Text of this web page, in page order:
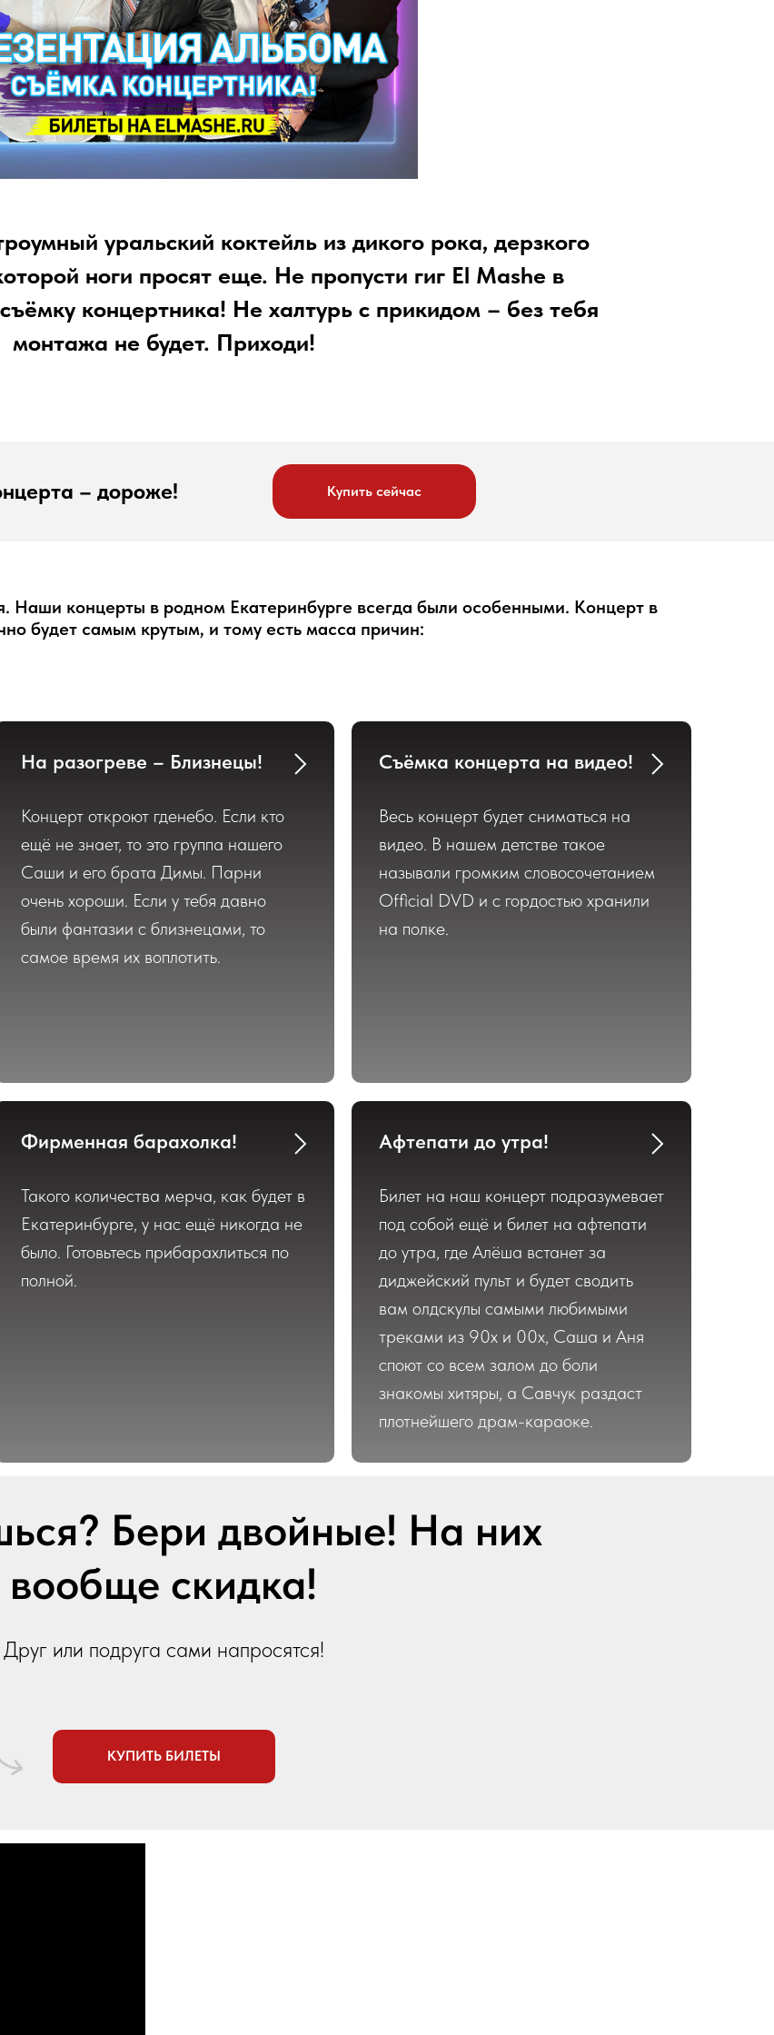
уральский коктейль из дикого рока, дерзкого
ноги просят еще. Не пропусти гиг El Mashe в
концертника! Не халтурь с прикидом – без тебя
монтажа не будет. Приходи!
– дороже! Купить сейчас
Наши концерты в родном Екатеринбурге всегда были особенными. Концерт в
будет самым крутым, и тому есть масса причин:
На разогреве – Близнецы!
Концерт откроют гденебо. Если кто
ещё не знает, то это группа нашего
Саши и его брата Димы. Парни
очень хороши. Если у тебя давно
были фантазии с близнецами, то
самое время их воплотить.
Съёмка концерта на видео!
Весь концерт будет сниматься на
видео. В нашем детстве такое
называли громким словосочетанием
Official DVD и с гордостью хранили
на полке.
Фирменная барахолка!
Такого количества мерча, как будет в
Екатеринбурге, у нас ещё никогда не
было. Готовьтесь прибарахлиться по
полной.
Афтепати до утра!
Билет на наш концерт подразумевает
под собой ещё и билет на афтепати
до утра, где Алёша встанет за
диджейский пульт и будет сводить
вам олдскулы самыми любимыми
треками из 90х и 00х, Саша и Аня
споют со всем залом до боли
знакомы хитяры, а Савчук раздаст
плотнейшего драм-караоке.
Бери двойные! На них
вообще скидка!
Друг или подруга сами напросятся!
КУПИТЬ БИЛЕТЫ